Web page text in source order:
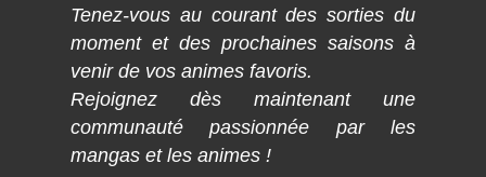
Tenez-vous au courant des sorties du
moment et des prochaines saisons à
venir de vos animes favoris.
Rejoignez dès maintenant une
communauté passionnée par les
mangas et les animes !